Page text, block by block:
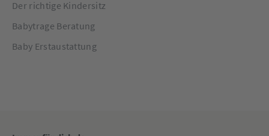
Der richtige Kindersitz
Babytrage Beratung
Baby Erstaustattung